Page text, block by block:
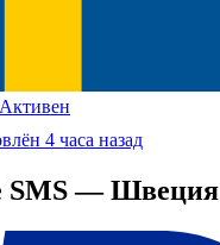
Активен
4 часа назад
SMS — Швеция